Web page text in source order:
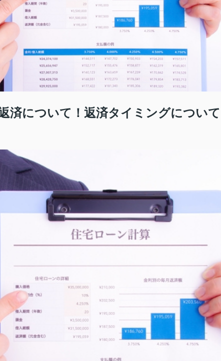
済について！返済タイミングについ